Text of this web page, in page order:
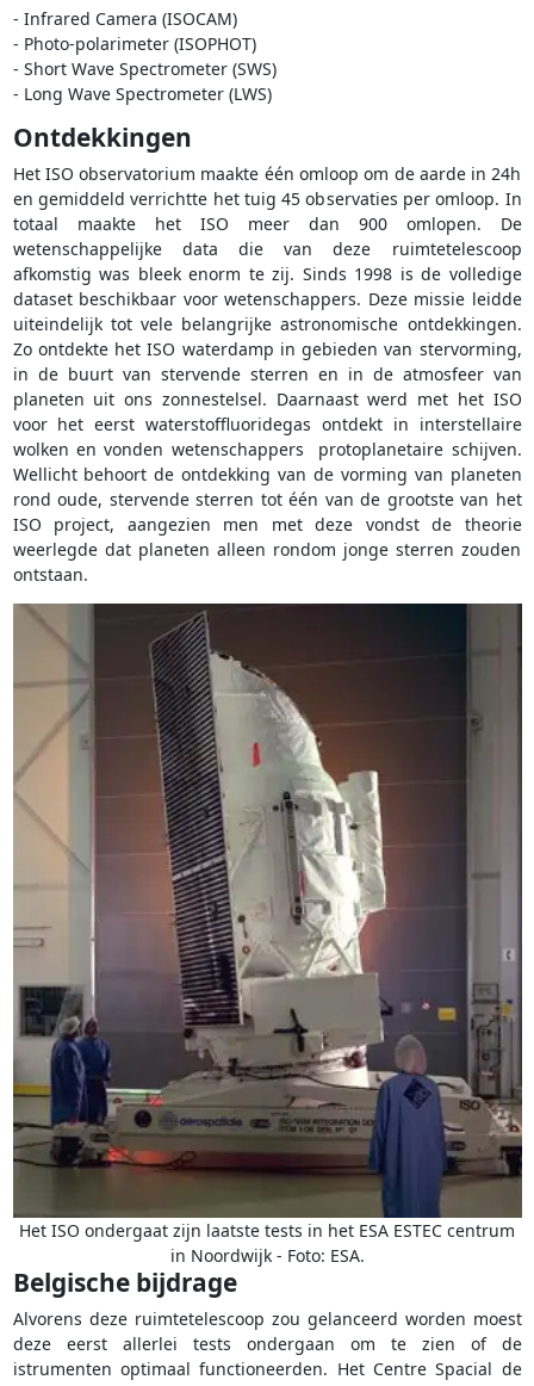
- Infrared Camera (ISOCAM)
- Photo-polarimeter (ISOPHOT)
- Short Wave Spectrometer (SWS)
- Long Wave Spectrometer (LWS)
Ontdekkingen
Het ISO observatorium maakte één omloop om de aarde in 24h
en gemiddeld verrichtte het tuig 45 observaties per omloop. In
totaal maakte het ISO meer dan 900 omlopen. De
wetenschappelijke data die van deze ruimtetelescoop
afkomstig was bleek enorm te zij. Sinds 1998 is de volledige
dataset beschikbaar voor wetenschappers. Deze missie leidde
uiteindelijk tot vele belangrijke astronomische ontdekkingen.
Zo ontdekte het ISO waterdamp in gebieden van stervorming,
in de buurt van stervende sterren en in de atmosfeer van
planeten uit ons zonnestelsel. Daarnaast werd met het ISO
voor het eerst waterstoffluoridegas ontdekt in interstellaire
wolken en vonden wetenschappers protoplanetaire schijven.
Wellicht behoort de ontdekking van de vorming van planeten
rond oude, stervende sterren tot één van de grootste van het
ISO project, aangezien men met deze vondst de theorie
weerlegde dat planeten alleen rondom jonge sterren zouden
ontstaan.
Het ISO ondergaat zijn laatste tests in het ESA ESTEC centrum
in Noordwijk - Foto: ESA.
Belgische bijdrage
Alvorens deze ruimtetelescoop zou gelanceerd worden moest
deze eerst allerlei tests ondergaan om te zien of de
istrumenten optimaal functioneerden. Het Centre Spacial de